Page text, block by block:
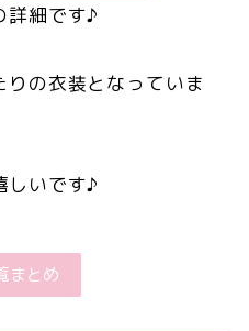
詳細です♪
の衣装となっていま
しいです♪
まとめ